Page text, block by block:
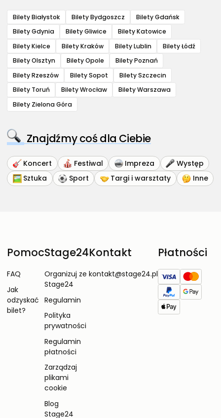
Bilety Białystok Bilety Bydgoszcz
Bilety Gdańsk
Bilety Gdynia
Bilety Gliwice
Bilety Katowice
Bilety Kielce
Bilety Kraków Bilety Lublin
Bilety Łódź
Bilety Olsztyn
Bilety Opole
Bilety Poznań
Bilety Rzeszów
Bilety Sopot
Bilety Szczecin
Bilety Toruń
Bilety Wrocław
Bilety Warszawa
Bilety Zielona Góra
Znajdźmy coś dla Ciebie
Koncert Festiwal Impreza
Występ
Sztuka
Sport Targi i warsztaty Inne
Pomoc
FAQ
Jak
odzyskać
bilet?
Stage24
Organizuj ze
Stage24
Regulamin
Polityka
prywatności
Regulamin
płatności
Zarządzaj
plikami
cookie
Blog
Stage24
Kontakt
kontakt@stage24.pl
Płatności